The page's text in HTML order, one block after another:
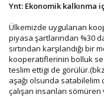
Ynt: Ekonomik
Ülkemizde uygulanan
piyasa şartlarından %30
sırtından karşılandığı bir
kooperatiflerinin bolluk
teslim ettigi de
aşağı olsunda satabilelim
çalışan insanları